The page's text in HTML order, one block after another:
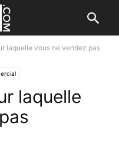
laquelle vous ne vendez pas
laquelle